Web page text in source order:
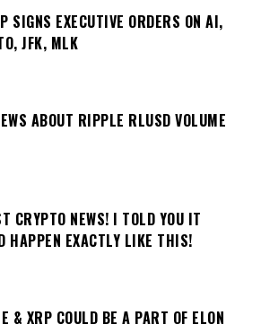
SIGNS EXECUTIVE ORDERS ON AI,
JFK, MLK
ABOUT RIPPLE RLUSD VOLUME
CRYPTO NEWS! I TOLD YOU IT
HAPPEN EXACTLY LIKE THIS!
& XRP COULD BE A PART OF ELON